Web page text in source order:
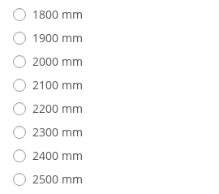
1800 mm
1900 mm
2000 mm
2100 mm
2200 mm
2300 mm
2400 mm
2500 mm